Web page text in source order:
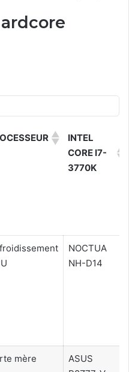
INTEL
CORE I7-
3770K
NOCTUA
NH-D14
mère
ASUS